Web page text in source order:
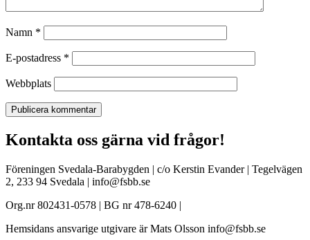
Namn *
E-postadress *
Webbplats
Kontakta oss gärna vid frågor!
Föreningen Svedala-Barabygden | c/o Kerstin Evander | Tegelvägen
2, 233 94 Svedala | info@fsbb.se
Org.nr 802431-0578 | BG nr 478-6240 |
Hemsidans ansvarige utgivare är Mats Olsson info@fsbb.se